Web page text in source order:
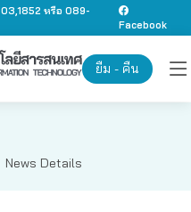
หรือ 089-
Facebook
ยืม - คืน
News Details